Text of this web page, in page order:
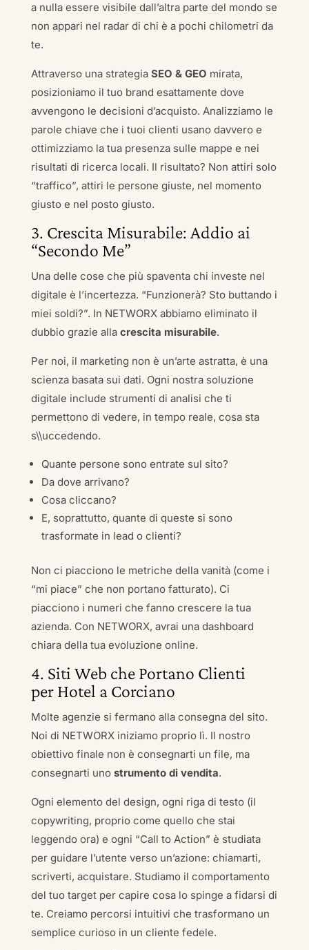
a nulla essere visibile dall’altra parte del mondo se
non appari nel radar di chi è a pochi chilometri da
te.
Attraverso una strategia SEO & GEO mirata,
posizioniamo il tuo brand esattamente dove
avvengono le decisioni d’acquisto. Analizziamo le
parole chiave che i tuoi clienti usano davvero e
ottimizziamo la tua presenza sulle mappe e nei
risultati di ricerca locali. Il risultato? Non attiri solo
“traffico”, attiri le persone giuste, nel momento
giusto e nel posto giusto.
3. Crescita Misurabile: Addio ai
“Secondo Me”
Una delle cose che più spaventa chi investe nel
digitale è l’incertezza. “Funzionerà? Sto buttando i
miei soldi?”. In NETWORX abbiamo eliminato il
dubbio grazie alla crescita misurabile.
Per noi, il marketing non è un’arte astratta, è una
scienza basata sui dati. Ogni nostra soluzione
digitale include strumenti di analisi che ti
permettono di vedere, in tempo reale, cosa sta
s\\uccedendo.
Quante persone sono entrate sul sito?
Da dove arrivano?
Cosa cliccano?
E, soprattutto, quante di queste si sono
trasformate in lead o clienti?
Non ci piacciono le metriche della vanità (come i
“mi piace” che non portano fatturato). Ci
piacciono i numeri che fanno crescere la tua
azienda. Con NETWORX, avrai una dashboard
chiara della tua evoluzione online.
4. Siti Web che Portano Clienti
per Hotel a Corciano
Molte agenzie si fermano alla consegna del sito.
Noi di NETWORX iniziamo proprio lì. Il nostro
obiettivo finale non è consegnarti un file, ma
consegnarti uno strumento di vendita.
Ogni elemento del design, ogni riga di testo (il
copywriting, proprio come quello che stai
leggendo ora) e ogni “Call to Action” è studiata
per guidare l’utente verso un’azione: chiamarti,
scriverti, acquistare. Studiamo il comportamento
del tuo target per capire cosa lo spinge a fidarsi di
te. Creiamo percorsi intuitivi che trasformano un
semplice curioso in un cliente fedele.